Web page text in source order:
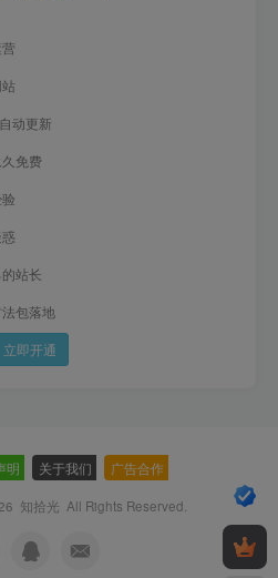
动更新
免费
站长
包落地
立即开通
明 关于我们 广告合作
知拾光 All Rights Reserved.